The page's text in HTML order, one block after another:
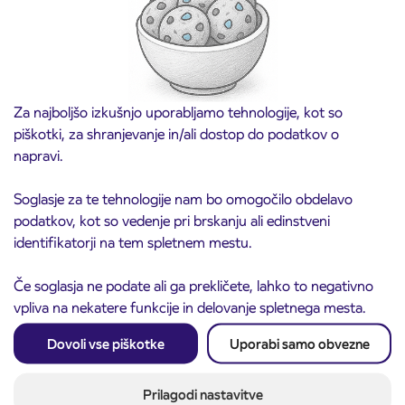
Za najboljšo izkušnjo uporabljamo tehnologije, kot so
piškotki, za shranjevanje in/ali dostop do podatkov o
napravi.
Soglasje za te tehnologije nam bo omogočilo obdelavo
podatkov, kot so vedenje pri brskanju ali edinstveni
identifikatorji na tem spletnem mestu.
Če soglasja ne podate ali ga prekličete, lahko to negativno
vpliva na nekatere funkcije in delovanje spletnega mesta.
Dovoli vse piškotke Uporabi samo obvezne
Prilagodi nastavitve
3. 8. 2026
ČEŠNJEVEK – TRATA
Kranj
Preberite objavo